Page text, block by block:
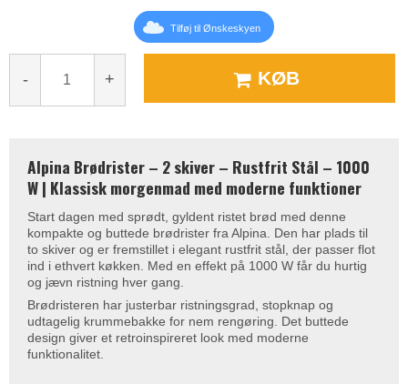
Tilføj til Ønskeskyen
- + KØB
Alpina Brødrister – 2 skiver – Rustfrit Stål – 1000
W | Klassisk morgenmad med moderne funktioner
Start dagen med sprødt, gyldent ristet brød med denne
kompakte og buttede brødrister fra Alpina. Den har plads til
to skiver og er fremstillet i elegant rustfrit stål, der passer flot
ind i ethvert køkken. Med en effekt på 1000 W får du hurtig
og jævn ristning hver gang.
Brødristeren har justerbar ristningsgrad, stopknap og
udtagelig krummebakke for nem rengøring. Det buttede
design giver et retroinspireret look med moderne
funktionalitet.